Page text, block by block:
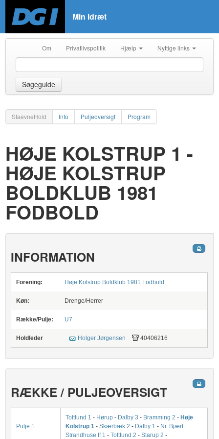
Min Idræt
Om Privatlivspolitik Hjælp Nyttige links
Søgeguide
StaevneHold Info Puljeoversigt Program
HØJE KOLSTRUP 1 -
HØJE KOLSTRUP
BOLDKLUB 1981
FODBOLD
INFORMATION
Forening: Høje Kolstrup Boldklub 1981 Fodbold
Køn: Drenge/Herrer
Række/Pulje: U7
Holdleder Holger Jørgensen 40406216
RÆKKE / PULJEOVERSIGT
Pulje 1
Toftlund 1 - Hørup- Dalby 3 - Bramming 2 - Høje
Kolstrup 1 -Skærbæk 2 - Dalby 1 - Nr. Bjært
Strandhuse If 1 -Toftlund 2 -Starup 2 -